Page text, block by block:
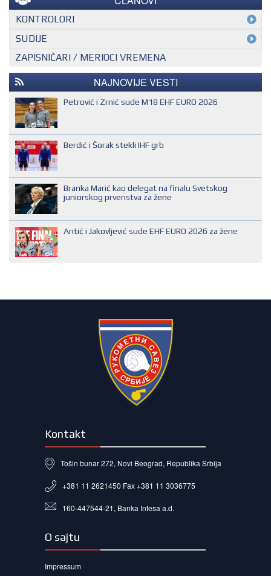
KONTROLORI
MEĐUNARODNI KONTROLOR
NACIONALNI KONTROLOR
REGIONALNI KONTROLOR
SUDIJE
EHF SUDIJA
IHF SUDIJA
MLADI EVROPSKI SUDIJA
NACIONALNI SUDIJA
REGIONALNI SUDIJA
SUDIJA DRUGE KATEGORIJE
SUDIJA OMLADINAC
SUDIJA PRVE KATEGORIJE
ZAPISNIČARI / MERIOCI VREMENA
NAJNOVIJE VESTI
Petrović i Zrnić sude M18 EHF EURO 2026
Berdić i Šorak stekli IHF grb
Branka Marić kao delegat na finalu Svetskog
juniorskog prvenstva za žene
Antić i Jakovljević sude EHF EURO 2026 za žene
Kontakt
Tošin bunar 272, Novi Beograd, Republika Srbija
+381 11 2621450 Fax +381 11 3036775
160-447544-21, Banka Intesa a.d.
O sajtu
Impressum